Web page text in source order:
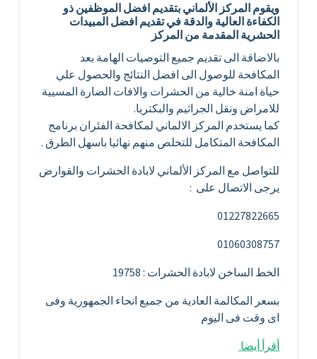
ويقوم المركز الألماني بتقديم افضل الموظفين ذو
الكفاءة العالية والدقة في تقديم افضل المبيدات
الحشرية المقدمة من المركز
بالاضاقة الى تقديم جميع التوصيات الهامة بعد
المكافحة للوصول الى افضل النتائج والحصول علي
حياة امنة خالية من الحشرات والافات الضارة المسيية
للامراض ونقل الجراثيم والبكتريا.
كما يستخدم المركز الالماني لمكافحة الفئران برنامج
المكافحة المتكامل للتخلص منهم نهائيا باسهل الطرق .
للتواصل مع المركز الألماني لابادة الحشرات والقوارض
يرجى الاتصال على :
01227822665
01060308757
الخط الساخن لابادة الحشرات : 19758
بسعر المكالمة العادية من جميع انحاء الجمهورية وفى
اى وقت فى اليوم
أقرأ أيضا